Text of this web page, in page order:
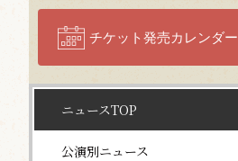
チケット発売カレンダー
ニュースTOP
公演別ニュース